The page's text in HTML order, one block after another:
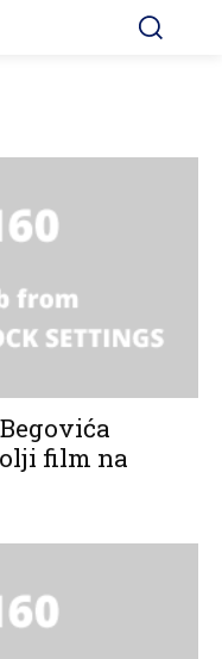
film na